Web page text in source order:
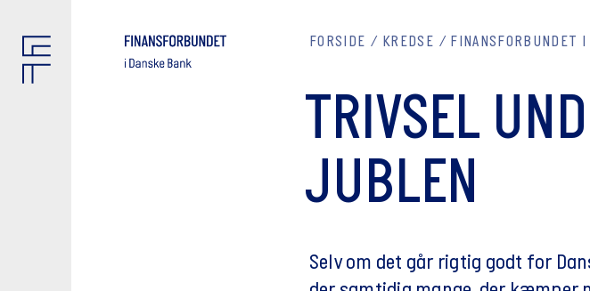
FORSIDE KREDSE FINANSFORBUNDET I
TRIVSEL
JUBLEN
Selv om det går rigtig godt for